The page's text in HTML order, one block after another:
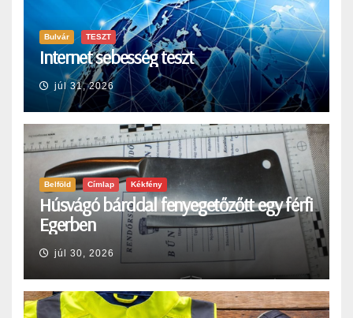
Bulvár TESZT
Internet sebesség teszt
júl 31, 2026
Belföld Címlap Kékfény
Húsvágó bárddal fenyegetőzőtt egy férfi
Egerben
júl 30, 2026